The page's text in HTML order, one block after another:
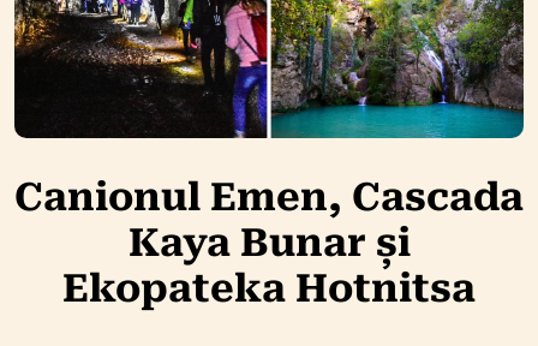
Canionul Emen, Cascada
Kaya Bunar și
Ekopateka Hotnitsa